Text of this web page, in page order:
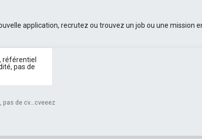
application, recrutez ou trouvez un job ou une mission
de cv...cveeez